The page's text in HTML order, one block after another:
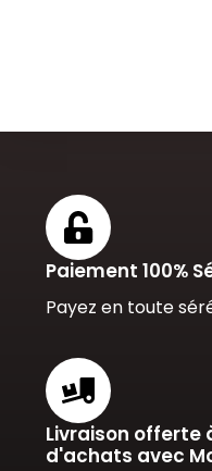
Paiement 100%
Payez en toute
Livraison offerte
d'achats avec